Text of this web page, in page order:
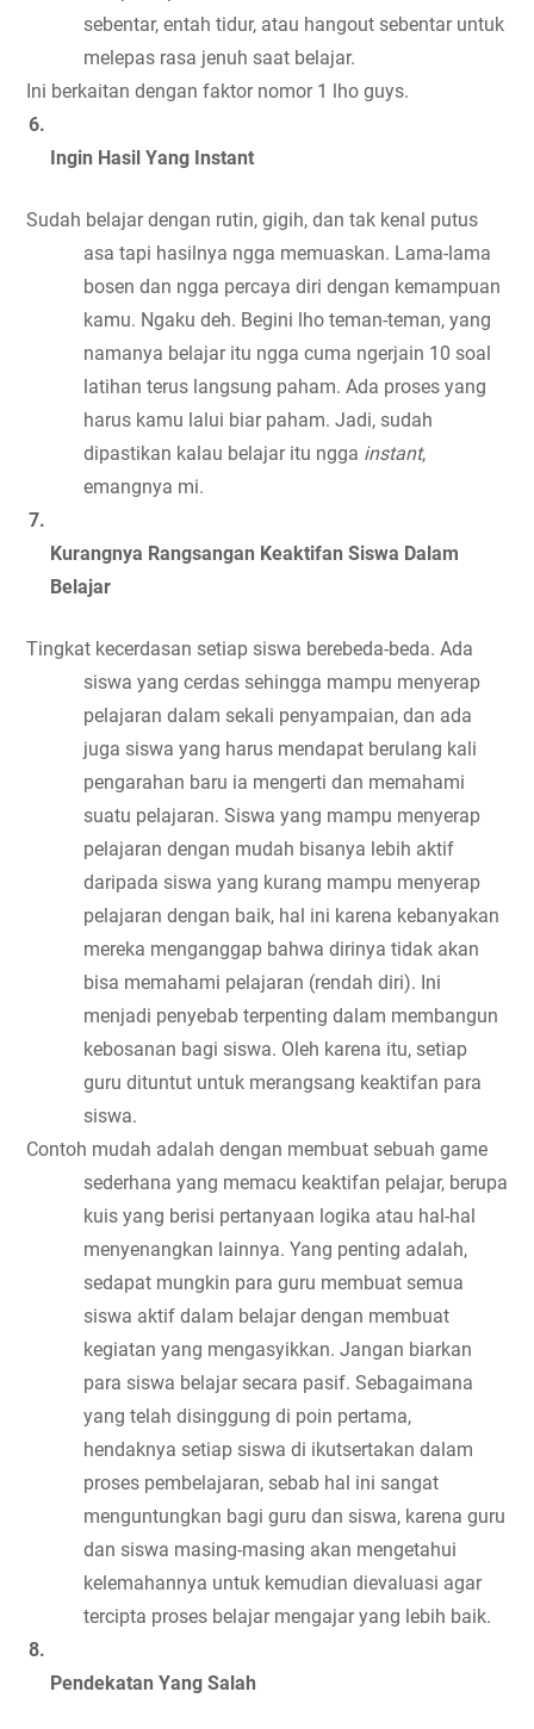
sebentar, entah tidur, atau hangout sebentar untuk
melepas rasa jenuh saat belajar.
Ini berkaitan dengan faktor nomor 1 lho guys.
Ingin Hasil Yang Instant
Sudah belajar dengan rutin, gigih, dan tak kenal putus
asa tapi hasilnya ngga memuaskan. Lama-lama
bosen dan ngga percaya diri dengan kemampuan
kamu. Ngaku deh. Begini lho teman-teman, yang
namanya belajar itu ngga cuma ngerjain 10 soal
latihan terus langsung paham. Ada proses yang
harus kamu lalui biar paham. Jadi, sudah
dipastikan kalau belajar itu ngga instant,
emangnya mi.
Kurangnya Rangsangan Keaktifan Siswa Dalam
Belajar
Tingkat kecerdasan setiap siswa berebeda-beda. Ada
siswa yang cerdas sehingga mampu menyerap
pelajaran dalam sekali penyampaian, dan ada
juga siswa yang harus mendapat berulang kali
pengarahan baru ia mengerti dan memahami
suatu pelajaran. Siswa yang mampu menyerap
pelajaran dengan mudah bisanya lebih aktif
daripada siswa yang kurang mampu menyerap
pelajaran dengan baik, hal ini karena kebanyakan
mereka menganggap bahwa dirinya tidak akan
bisa memahami pelajaran (rendah diri). Ini
menjadi penyebab terpenting dalam membangun
kebosanan bagi siswa. Oleh karena itu, setiap
guru dituntut untuk merangsang keaktifan para
siswa.
Contoh mudah adalah dengan membuat sebuah game
sederhana yang memacu keaktifan pelajar, berupa
kuis yang berisi pertanyaan logika atau hal-hal
menyenangkan lainnya. Yang penting adalah,
sedapat mungkin para guru membuat semua
siswa aktif dalam belajar dengan membuat
kegiatan yang mengasyikkan. Jangan biarkan
para siswa belajar secara pasif. Sebagaimana
yang telah disinggung di poin pertama,
hendaknya setiap siswa di ikutsertakan dalam
proses pembelajaran, sebab hal ini sangat
menguntungkan bagi guru dan siswa, karena guru
dan siswa masing-masing akan mengetahui
kelemahannya untuk kemudian dievaluasi agar
tercipta proses belajar mengajar yang lebih baik.
Pendekatan Yang Salah